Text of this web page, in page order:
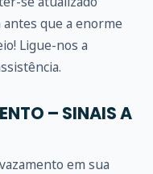
que a enorme
Ligue-nos a
– SINAIS A
em sua